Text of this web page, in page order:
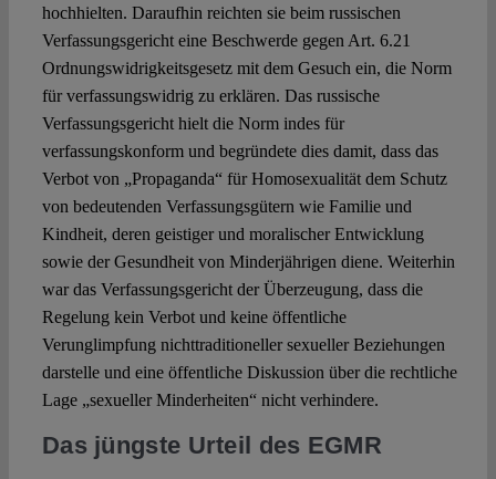
hochhielten. Daraufhin reichten sie beim russischen
Verfassungsgericht eine Beschwerde gegen Art. 6.21
Ordnungswidrigkeitsgesetz mit dem Gesuch ein, die Norm
für verfassungswidrig zu erklären. Das russische
Verfassungsgericht hielt die Norm indes für
verfassungskonform und begründete dies damit, dass das
Verbot von „Propaganda“ für Homosexualität dem Schutz
von bedeutenden Verfassungsgütern wie Familie und
Kindheit, deren geistiger und moralischer Entwicklung
sowie der Gesundheit von Minderjährigen diene. Weiterhin
war das Verfassungsgericht der Überzeugung, dass die
Regelung kein Verbot und keine öffentliche
Verunglimpfung nichttraditioneller sexueller Beziehungen
darstelle und eine öffentliche Diskussion über die rechtliche
Lage „sexueller Minderheiten“ nicht verhindere.
Das jüngste Urteil des EGMR